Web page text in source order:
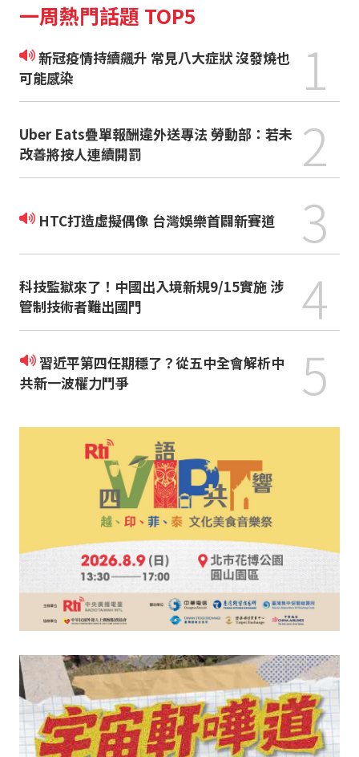
一周熱門話題 TOP5
新冠疫情持續飆升 常見八大症狀 沒發燒也
可能感染
1
Uber Eats疊單報酬違外送專法 勞動部：若未
改善將按人連續開罰
2
HTC打造虛擬偶像 台灣娛樂首闢新賽道 3
科技監獄來了！中國出入境新規9/15實施 涉
管制技術者難出國門
4
習近平第四任期穩了？從五中全會解析中
共新一波權力鬥爭
5